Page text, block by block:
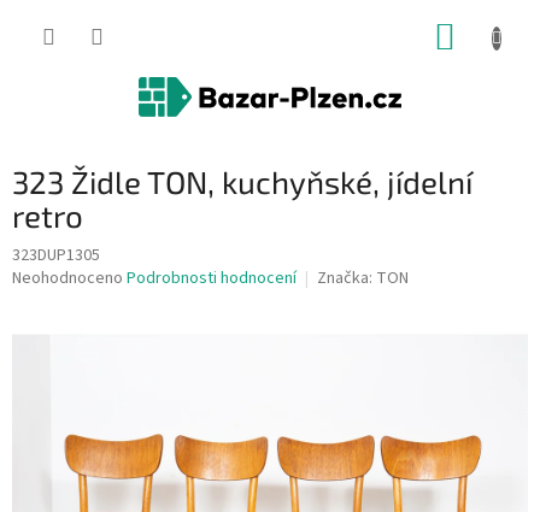
323 Židle TON, kuchyňské, jídelní
retro
323DUP1305
Průměrné
hvězdiček.
Neohodnoceno Podrobnosti hodnocení Značka: TON